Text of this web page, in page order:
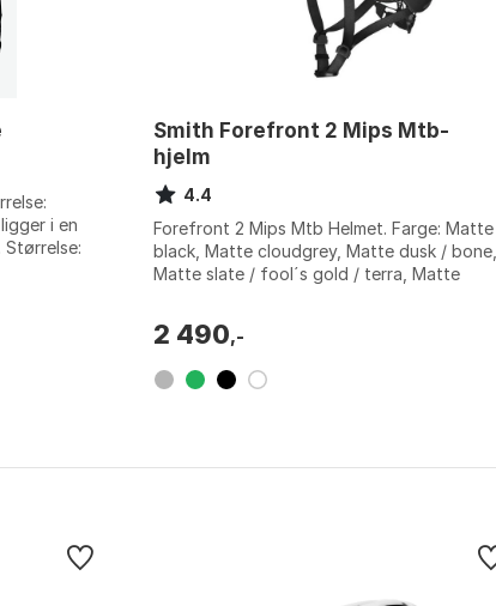
i en
Størrelse:
Smith Forefront 2 Mips Mtb-
hjelm
4.4
Forefront 2 Mips Mtb Helmet. Farge: Matte
black, Matte cloudgrey, Matte dusk / bone,
Matte slate / fool´s gold / terra, Matte
2 490,-